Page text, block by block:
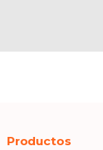
Productos